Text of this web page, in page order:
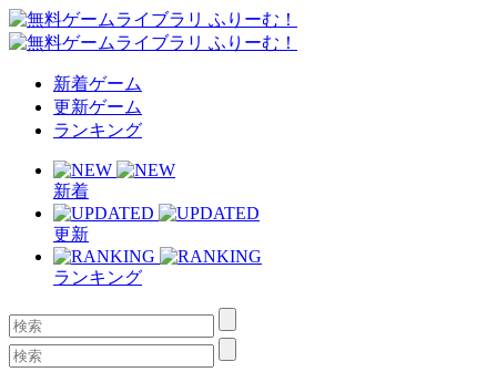
新着ゲーム
更新ゲーム
ランキング
新着
更新
ランキング